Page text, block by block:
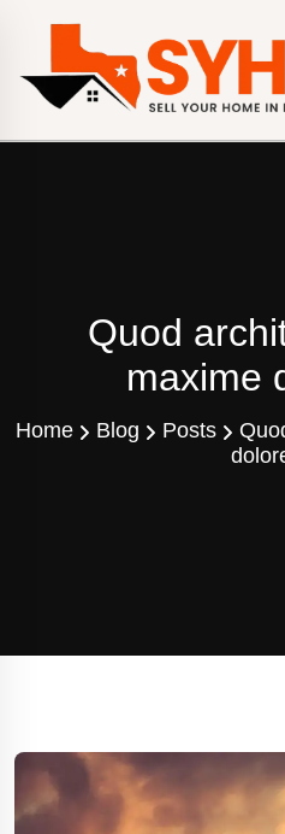
Quod
maxime
Home Blog Posts